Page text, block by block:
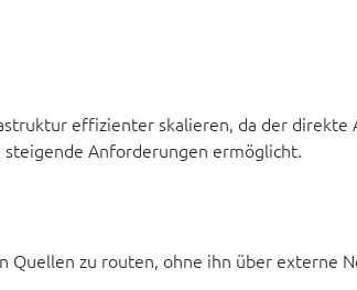
effizienter skalieren, da der direkte
Anforderungen ermöglicht.
Quellen zu routen, ohne ihn über externe